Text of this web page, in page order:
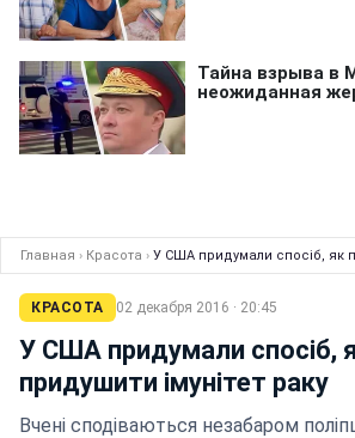
Главная › Красота › У США придумали спосіб, як
КРАСОТА 02 декабря 2016 · 20:45
У США придумали спосіб,
придушити імунітет раку
Вчені сподіваються незабаром